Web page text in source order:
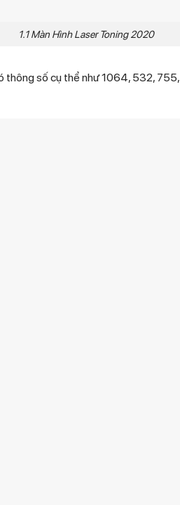
1.1 Màn Hình Laser Toning 2020
thông số cụ thể như 1064, 532,